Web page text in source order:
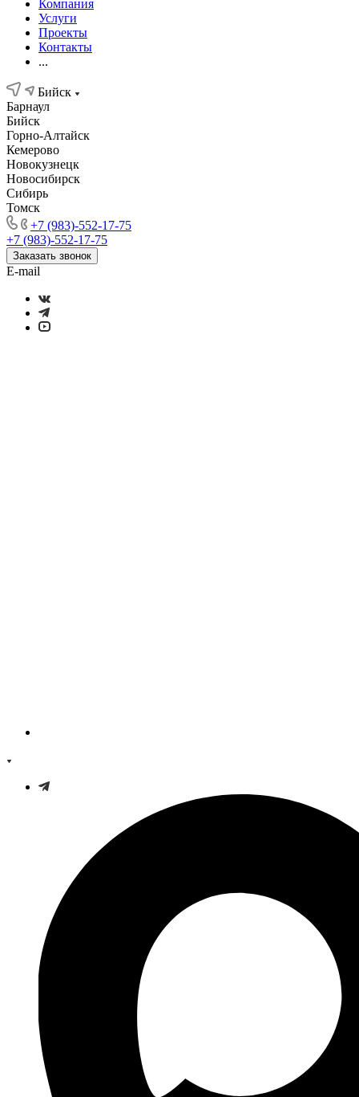
Компания
Услуги
Проекты
Контакты
...
Бийск
Барнаул
Бийск
Горно-Алтайск
Кемерово
Новокузнецк
Новосибирск
Сибирь
Томск
+7 (983)-552-17-75
+7 (983)-552-17-75
Заказать звонок
E-mail